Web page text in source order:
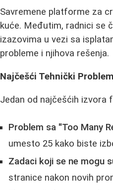
Savremene platforme za
kuće. Međutim, radnici se
izazovima u vezi sa
probleme i njihova rešenja.
Najčešći Tehnički
Jedan od najčešćih izvora
Problem sa "Too Many
umesto 25 kako biste
Zadaci koji se ne mogu
stranice nakon novih